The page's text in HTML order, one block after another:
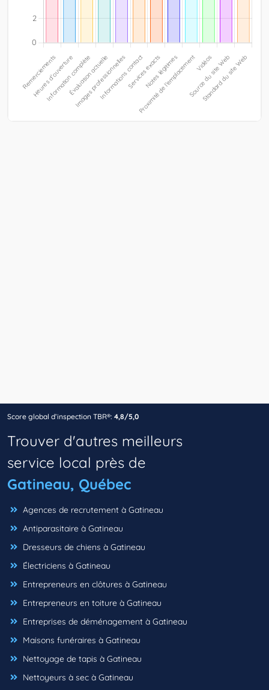
Score global d’inspection TBR®: 4,8/5,0
Trouver d'autres meilleurs
service local près de
Gatineau, Québec
Agences de recrutement à Gatineau
Antiparasitaire à Gatineau
Dresseurs de chiens à Gatineau
Électriciens à Gatineau
Entrepreneurs en clôtures à Gatineau
Entrepreneurs en toiture à Gatineau
Entreprises de déménagement à Gatineau
Maisons funéraires à Gatineau
Nettoyage de tapis à Gatineau
Nettoyeurs à sec à Gatineau